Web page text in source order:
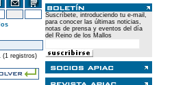
(1 registros)
Suscríbete, introduciendo tu e-mail,
para conocer las últimas noticias,
notas de prensa y eventos del día
del Reino de los Mallos